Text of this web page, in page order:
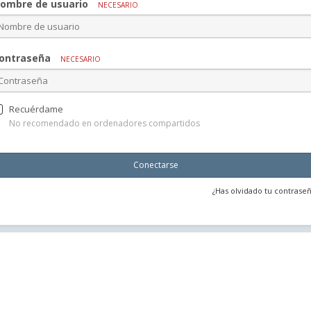
de usuario NECESARIO
NECESARIO
Recuérdame
No recomendado en ordenadores compartidos
Conectarse
¿Has olvidado tu